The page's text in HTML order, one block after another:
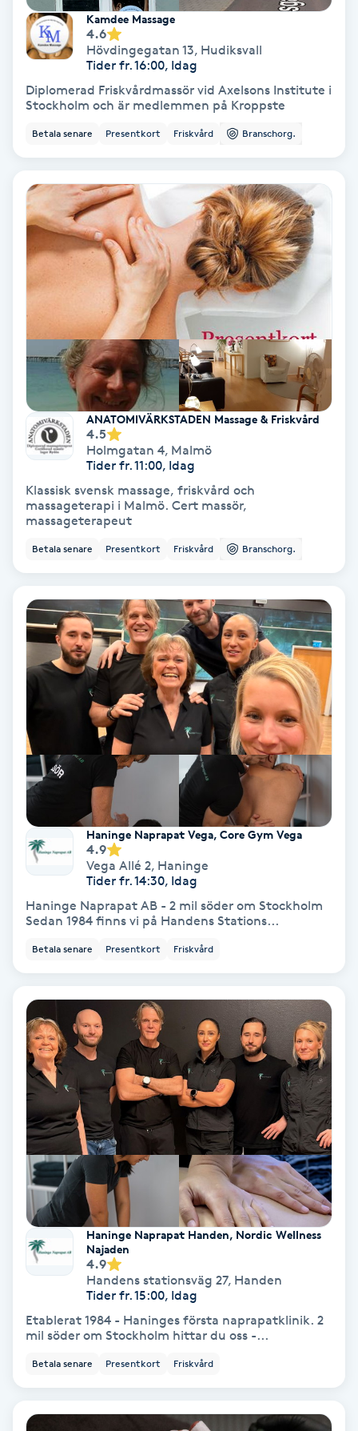
Läpptatuering
Makeup
Manikyr & Pedikyr
Massage
Medial vägledning
Medicinsk massage
Meditation
Megavolymfransar
Mesoterapi
Microshading
Mixfransar
Nagelförlängning
Nagelförlängning akryl
Nagelförlängning gelé
Nagelförlängning glasfiber
Nagelsvamp
Nageltrång
Nagelvård
Naglar borttagning
Naglar reparation
Naprapati
Navelpiercing
NBE-massage
Ny frisyr
Kamdee Massage
4.6
Hövdingegatan 13, Hudiksvall
Tider fr. 16:00, Idag
Diplomerad Friskvårdmassör vid Axelsons Institute i
Stockholm och är medlemmen på Kroppste
Betala senare Presentkort Friskvård Branschorg.
ANATOMIVÄRKSTADEN Massage & Friskvård
4.5
Holmgatan 4, Malmö
Tider fr. 11:00, Idag
Klassisk svensk massage, friskvård och
massageterapi i Malmö. Cert massör,
massageterapeut
Betala senare Presentkort Friskvård Branschorg.
Haninge Naprapat Vega, Core Gym Vega
4.9
Vega Allé 2, Haninge
Tider fr. 14:30, Idag
Haninge Naprapat AB - 2 mil söder om Stockholm
Sedan 1984 finns vi på Handens Stations...
Betala senare Presentkort Friskvård
Haninge Naprapat Handen, Nordic Wellness
Najaden
4.9
Handens stationsväg 27, Handen
Tider fr. 15:00, Idag
Etablerat 1984 - Haninges första naprapatklinik. 2
mil söder om Stockholm hittar du oss -...
Betala senare Presentkort Friskvård